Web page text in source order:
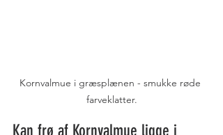
Kornvalmue i græsplænen - smukke røde
farveklatter.
Kan frø af Kornvalmue ligge i